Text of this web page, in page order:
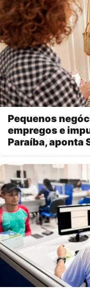
Pequenos
empregos e
Paraíba, aponta